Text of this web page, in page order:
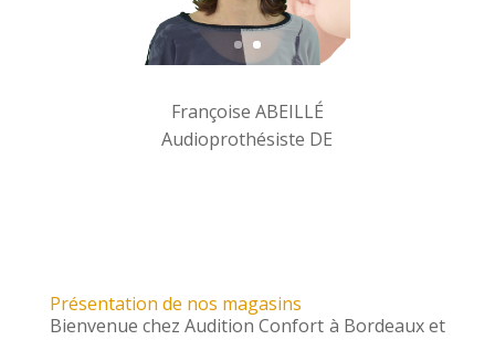
Françoise ABEILLÉ
Audioprothésiste DE
Présentation de nos magasins
Bienvenue chez Audition Confort à Bordeaux et